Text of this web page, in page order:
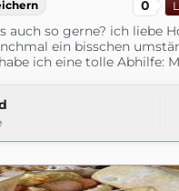
0
auch so gerne? ich liebe
ein bisschen
ich eine tolle Abhilfe: